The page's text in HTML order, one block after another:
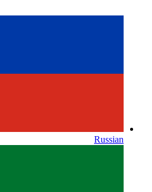
Russian